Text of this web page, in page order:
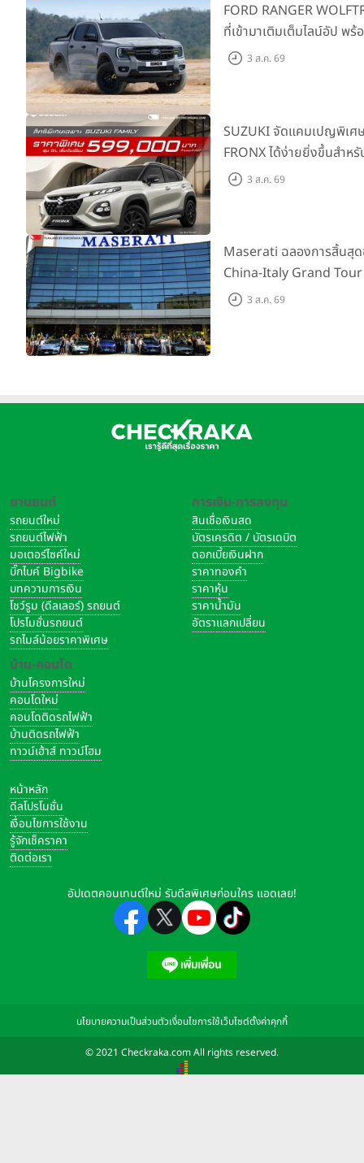
FORD RANGER
ที่เข้ามาเติมเต็มไลน์อัป พ
ผจญภัยด้วยสมรรถนะพร้
3 ส.ค. 69
SUZUKI จัดแคมเปญพิเศษ
FRONX ได้ง่ายยิ่งขึ้นสำห
เริ่มต้น 5.99 แสนบาท จำ
3 ส.ค. 69
Maserati ฉลองการสิ้นสุ
China-Italy Grand
เมืองโมเดนา ประเทศอิตาลี
3 ส.ค. 69
ยานยนต์
รถยนต์ใหม่
รถยนต์ไฟฟ้า
มอเตอร์ไซค์ใหม่
บิ๊กไบค์ Bigbike
บทความการเงิน
โชว์รูม (ดีลเลอร์) รถยนต์
โปรโมชั่นรถยนต์
รถไมล์น้อยราคาพิเศษ
บ้าน-คอนโด
บ้านโครงการใหม่
คอนโดใหม่
คอนโดติดรถไฟฟ้า
บ้านติดรถไฟฟ้า
ทาวน์เฮ้าส์ ทาวน์โฮม
การเงิน-การลงทุน
สินเชื่อเงินสด
บัตรเครดิต / บัตรเดบิต
ดอกเบี้ยเงินฝาก
ราคาทองคำ
ราคาหุ้น
ราคาน้ำมัน
อัตราแลกเปลี่ยน
หน้าหลัก
ดีลโปรโมชั่น
เงื่อนไขการใช้งาน
รู้จักเช็คราคา
ติดต่อเรา
อัปเดตคอนเทนต์ใหม่ รับดีลพิเศษก่อนใคร แอดเลย!
นโยบายความเป็นส่วนตัวเงื่อนไขการใช้เว็บไซต์ตั้งค่าคุกกี้
© 2021 Checkraka.com All rights reserved.